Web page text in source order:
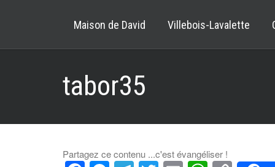
Maison de David Villebois-Lavalette
tabor35
Partagez ce contenu ...c'est évangéliser !